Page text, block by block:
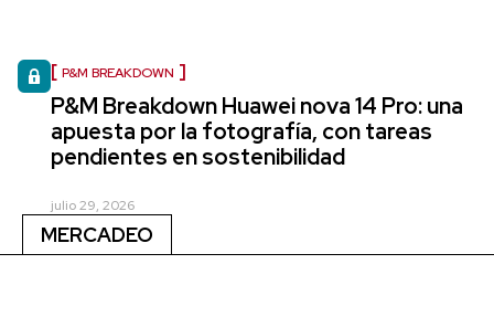
P&M BREAKDOWN
P&M Breakdown Huawei nova 14 Pro: una
apuesta por la fotografía, con tareas
pendientes en sostenibilidad
julio 29, 2026
MERCADEO